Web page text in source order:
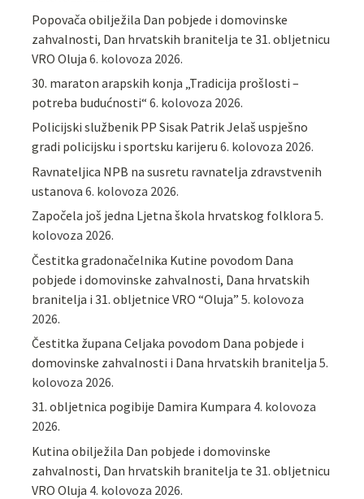
Popovača obilježila Dan pobjede i domovinske
zahvalnosti, Dan hrvatskih branitelja te 31. obljetnicu
VRO Oluja 6. kolovoza 2026.
30. maraton arapskih konja „Tradicija prošlosti –
potreba budućnosti“ 6. kolovoza 2026.
Policijski službenik PP Sisak Patrik Jelaš uspješno
gradi policijsku i sportsku karijeru 6. kolovoza 2026.
Ravnateljica NPB na susretu ravnatelja zdravstvenih
ustanova 6. kolovoza 2026.
Započela još jedna Ljetna škola hrvatskog folklora 5.
kolovoza 2026.
Čestitka gradonačelnika Kutine povodom Dana
pobjede i domovinske zahvalnosti, Dana hrvatskih
branitelja i 31. obljetnice VRO “Oluja” 5. kolovoza
2026.
Čestitka župana Celjaka povodom Dana pobjede i
domovinske zahvalnosti i Dana hrvatskih branitelja 5.
kolovoza 2026.
31. obljetnica pogibije Damira Kumpara 4. kolovoza
2026.
Kutina obilježila Dan pobjede i domovinske
zahvalnosti, Dan hrvatskih branitelja te 31. obljetnicu
VRO Oluja 4. kolovoza 2026.